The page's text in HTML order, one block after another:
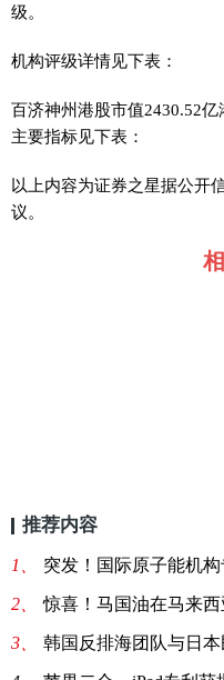
级。
机构评级详情见下表：
百济神州港股市值2430.52亿
主要指标见下表：
以上内容为证券之星据公开
议。
推荐内容
1、 突发！国际原子能机
2、 惊喜！马国油在马来
3、 韩国反排海团队与日本民